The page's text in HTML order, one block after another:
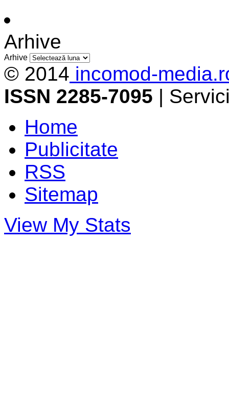
Arhive
Arhive
© 2014 incomod-
ISSN 2285-7095 |
Home
Publicitate
RSS
Sitemap
View My Stats